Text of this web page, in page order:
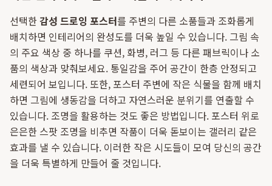
선택한감성 드로잉 포스터를 주변의 다른 소품들과 조화롭게
배치하면 인테리어의 완성도를 더욱 높일 수 있습니다. 그림 속
의 주요 색상 중 하나를 쿠션, 화병, 러그 등 다른 패브릭이나 소
품의 색상과 맞춰보세요. 통일감을 주어 공간이 한층 안정되고
세련되어 보입니다. 또한, 포스터 주변에 작은 식물을 함께 배치
하면 그림에 생동감을 더하고 자연스러운 분위기를 연출할 수
있습니다. 조명을 활용하는 것도 좋은 방법입니다. 포스터 위로
은은한 스팟 조명을 비추면 작품이 더욱 돋보이는 갤러리 같은
효과를 낼 수 있습니다. 이러한 작은 시도들이 모여 당신의 공간
을 더욱 특별하게 만들어 줄 것입니다.